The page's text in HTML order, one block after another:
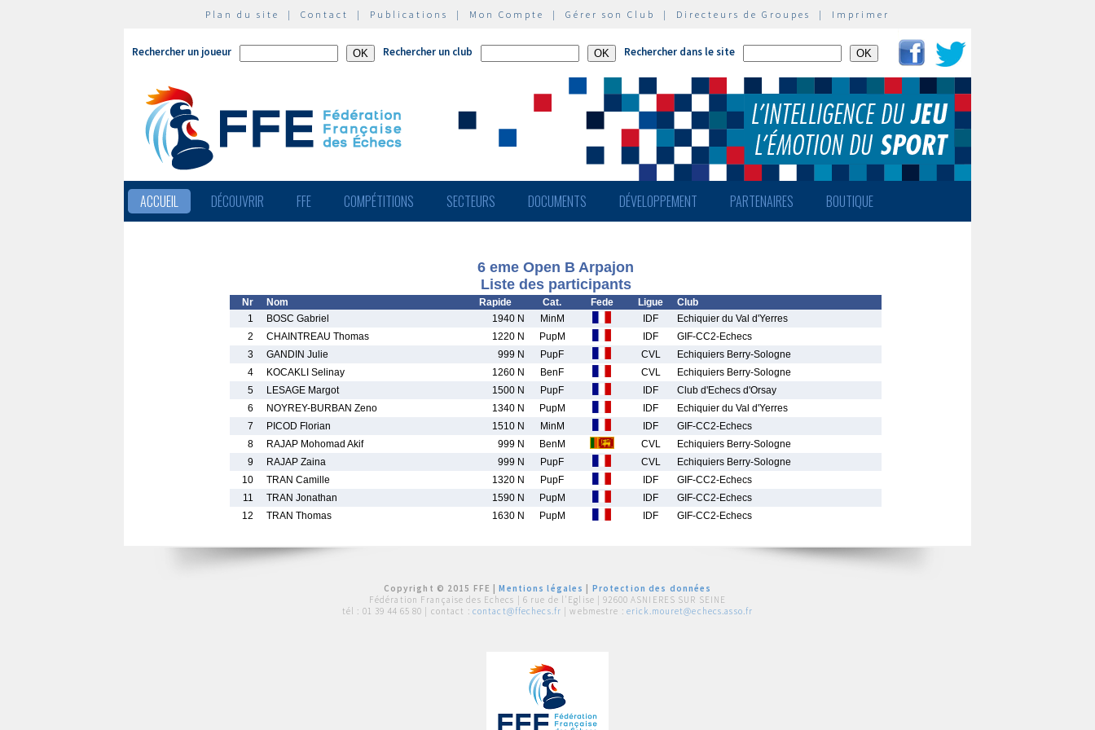
Plan du site | Contact | Publications | Mon Compte | Gérer son Club | Directeurs de Groupes | Imprimer
Rechercher un joueur Rechercher un club Rechercher dans le site
ACCUEIL DÉCOUVRIR FFE COMPÉTITIONS SECTEURS DOCUMENTS DÉVELOPPEMENT PARTENAIRES BOUTIQUE
6 eme Open B Arpajon
Liste des participants
Nr Nom Rapide Cat. Fede Ligue
Club
1
BOSC Gabriel 1940 N MinM IDF
Echiquier du Val d'Yerres
2
CHAINTREAU Thomas 1220 N PupM IDF
GIF-CC2-Echecs
3
GANDIN Julie 999 N PupF CVL
Echiquiers Berry-Sologne
4
KOCAKLI Selinay 1260 N BenF CVL
Echiquiers Berry-Sologne
5
LESAGE Margot 1500 N PupF IDF
Club d'Echecs d'Orsay
6
NOYREY-BURBAN Zeno 1340 N PupM IDF
Echiquier du Val d'Yerres
7
PICOD Florian 1510 N MinM IDF
GIF-CC2-Echecs
8
RAJAP Mohomad Akif 999 N BenM CVL
Echiquiers Berry-Sologne
9
RAJAP Zaina 999 N PupF CVL
Echiquiers Berry-Sologne
10
TRAN Camille 1320 N PupF IDF
GIF-CC2-Echecs
11
TRAN Jonathan 1590 N PupM IDF
GIF-CC2-Echecs
12
TRAN Thomas 1630 N PupM IDF GIF-CC2-Echecs
Copyright © 2015 FFE |Mentions légales
Protection des données
Fédération Française des Echecs | 6 rue de l'Eglise | 92600 ASNIERES SUR SEINE
tél : 01 39 44 65 80 | contact : contact@ffechecs.fr | webmestre : erick.mouret@echecs.asso.fr